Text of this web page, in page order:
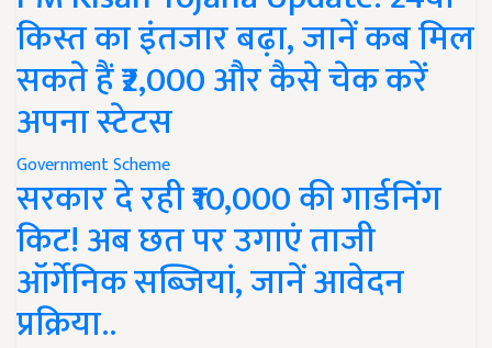
किस्त का इंतजार बढ़ा, जानें कब मिल
सकते हैं ₹2,000 और कैसे चेक करें
अपना स्टेटस
Government Scheme
सरकार दे रही ₹10,000 की गार्डनिंग
किट! अब छत पर उगाएं ताजी
ऑर्गेनिक सब्जियां, जानें आवेदन
प्रक्रिया..